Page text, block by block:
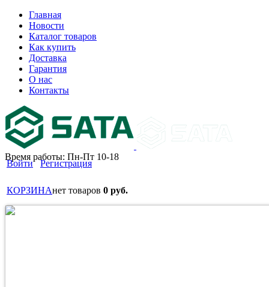
Главная
Новости
Каталог товаров
Как купить
Доставка
Гарантия
О нас
Контакты
Время работы: Пн-Пт 10-18
Войти Регистрация
КОРЗИНАнет товаров 0 руб.